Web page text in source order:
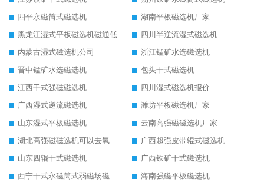
四平永磁筒式磁选机
湖南平板磁选机厂家
黑龙江湿式平板磁选机磁通低
四川半逆流湿式磁选机
内蒙古湿式磁选机公司
浙江锰矿水选磁选机
晋中锰矿水选磁选机
包头干式磁选机
江西干式强磁磁选机
四川湿式磁选机报价
广西湿式逆流磁选机
潍坊平板磁选机厂家
山东湿式平板磁选机
云南高强磁磁选机厂家
湖北高强磁磁选机可以去氧化铝
广西超强皮带辊式磁选机
山东四辊干式磁选机
广西铁矿干式磁选机
西宁干式永磁筒式弱磁场磁选机结构图
海南强磁平板磁选机